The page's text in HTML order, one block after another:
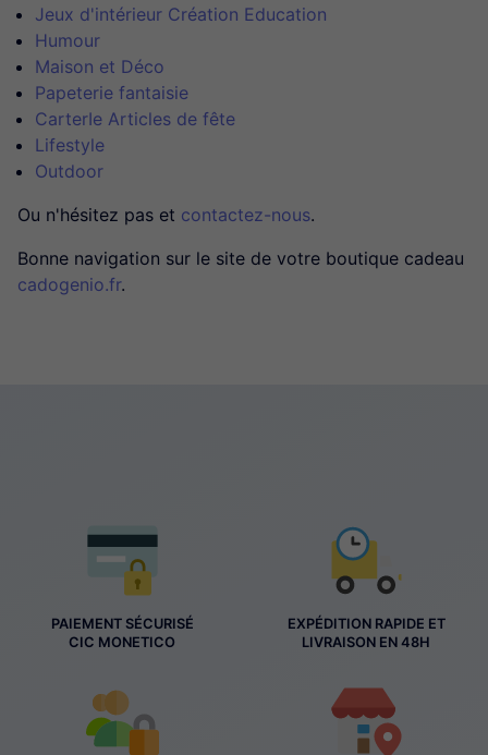
Jeux d'intérieur Création Education
Humour
Maison et Déco
Papeterie fantaisie
CarterIe Articles de fête
Lifestyle
Outdoor
Ou n'hésitez pas et contactez-nous.
Bonne navigation sur le site de votre boutique cadeau
cadogenio.fr.
PAIEMENT SÉCURISÉ
CIC MONETICO
EXPÉDITION RAPIDE ET
LIVRAISON EN 48H